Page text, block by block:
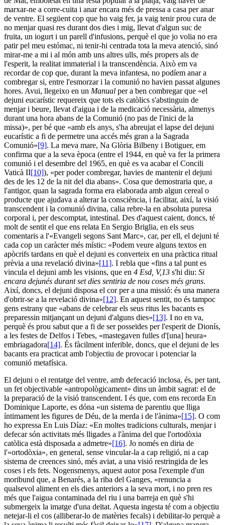
marxar-ne a corre-cuita i anar encara més de pressa a casa per anar
de ventre. El següent cop que ho vaig fer, ja vaig tenir prou cura de
no menjar quasi res durant dos dies i mig, llevat d'algun suc de
fruita, un iogurt i un parell d'infusions, perquè el que jo volia no era
patir pel meu estómac, ni tenir-hi centrada tota la meva atenció, sinó
mirar-me a mi i al món amb uns altres ulls, més propers als de
l'esperit, la realitat immaterial i la transcendència. Això em va
recordar de cop que, durant la meva infantesa, no podíem anar a
combregar si, entre l'esmorzar i la comunió no havien passat algunes
hores. Avui, llegeixo en un Manual per a ben combregar que «el
dejuni eucarístic requereix que tots els catòlics s'abstinguin de
menjar i beure, llevat d'aigua i de la medicació necessària, almenys
durant una hora abans de la Comunió (no pas de l'inici de la
missa)», per bé que «amb els anys, s'ha abreujat el lapse del dejuni
eucarístic a fi de permetre una accés més gran a la Sagrada
Comunió»[9]. La meva mare, Na Glòria Bilbeny i Botiguer, em
confirma que a la seva època (entre el 1944, en què va fer la primera
comunió i el desembre del 1965, en què es va acabar el Concili
Vaticà II[10]), «per poder combregar, havies de mantenir el dejuni
des de les 12 de la nit del dia abans». Cosa que demostraria que, a
l'antigor, quan la sagrada forma era elaborada amb algun cereal o
producte que ajudava a alterar la consciència, i facilitar, així, la visió
transcendent i la comunió divina, calia rebre-la en absoluta puresa
corporal i, per descomptat, intestinal. Des d'aquest caient, doncs, té
molt de sentit el que ens relata En Sergio Briglia, en els seus
comentaris a l'«Evangeli segons Sant Marc», car, per ell, el dejuni té
cada cop un caràcter més místic: «Podem veure alguns textos en
apòcrifs tardans en què el dejuni es converteix en una pràctica ritual
prèvia a una revelació divina»[11]. I rebla que «fins a tal punt es
vincula el dejuni amb les visions, que en 4 Esd, V,13 s'hi diu: Si
encara dejunés durant set dies sentiria de nou coses més grans.
Així, doncs, el dejuni disposa el cor per a una missió: és una manera
d'obrir-se a la revelació divina»[12]. En aquest sentit, no és tampoc
gens estrany que «abans de celebrar els seus ritus les bacants es
preparessin mitjançant un dejuni d'alguns dies»[13]. I no en va,
perquè és prou sabut que a fi de ser posseïdes per l'esperit de Dionís,
a les festes de Delfos i Tebes, «mastegaven fulles d'[una] heura»
embriagadora[14]. És fàcilment inferible, doncs, que el dejuni de les
bacants era practicat amb l'objectiu de provocar i potenciar la
comunió metafísica.
El dejuni o el rentatge del ventre, amb defecació inclosa, és, per tant,
un fet objectivable «antropològicament» dins un àmbit sagrat: el de
la preparació de la visió transcendent. I és que, com ens recorda En
Dominique Laporte, es dóna «un sistema de parentiu que lliga
íntimament les figures de Déu, de la merda i de l'ànima»[15]. O com
ho expressa En Luis Díaz: «En moltes tradicions culturals, menjar i
defecar són activitats més lligades a l'ànima del que l'ortodòxia
catòlica està disposada a admetre»[16]. Jo només en diria de
l'«ortodòxia», en general, sense vincular-la a cap religió, ni a cap
sistema de creences sinó, més aviat, a una visió restringida de les
coses i els fets. Nogensmenys, aquest autor posa l'exemple d'un
moribund que, a Benarés, a la riba del Ganges, «renuncia a
qualsevol aliment en els dies anteriors a la seva mort, i no pren res
més que l'aigua contaminada del riu i una barreja en què s'hi
submergeix la imatge d'una deïtat. Aquesta ingesta té com a objectiu
netejar-li el cos (alliberar-lo de matèries fecals) i debilitar-lo perquè a